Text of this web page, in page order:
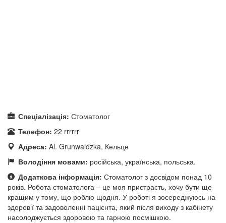
Спеціалізація: Стоматолог
Телефон: 22 rrrrrr
Адреса: Al. Grunwaldzka, Кельце
Володіння мовами: російська, українська, польська.
Додаткова інформація: Стоматолог з досвідом понад 10
років. Робота стоматолога – це моя пристрасть, хочу бути ще
кращим у тому, що роблю щодня. У роботі я зосереджуюсь на
здоров’ї та задоволенні пацієнта, який після виходу з кабінету
насолоджується здоровою та гарною посмішкою.